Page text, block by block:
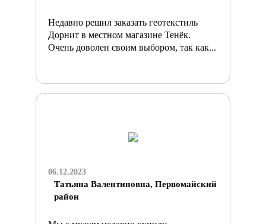
Недавно решил заказать геотекстиль
Дорнит в местном магазине Тенёк.
Очень доволен своим выбором, так как...
06.12.2023
Татьяна Валентиновна, Первомайский
район